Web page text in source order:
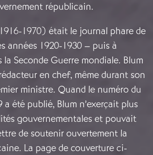
républicain.
1970) était le journal phare de
années 1920-1930 – puis à
la Seconde Guerre mondiale. Blum
en chef, même durant son
ministre. Quand le numéro du
a été publié, Blum n’exerçait plus
gouvernementales et pouvait
de soutenir ouvertement la
La page de couverture ci-